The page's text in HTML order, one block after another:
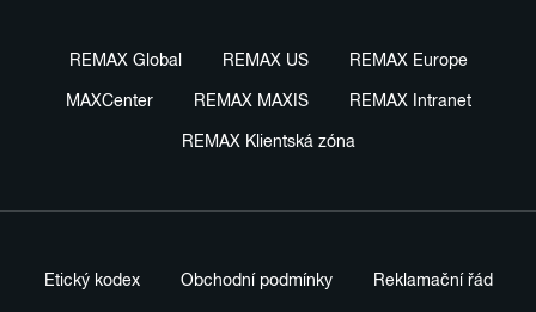
REMAX Global REMAX US REMAX Europe
MAXCenter REMAX MAXIS REMAX Intranet
REMAX Klientská zóna
Etický kodex Obchodní podmínky Reklamační řád